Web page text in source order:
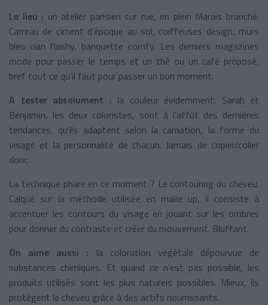
Le lieu : un atelier parisien sur rue, en plein Marais branché.
Carreau de ciment d’époque au sol, coiffeuses design, murs
bleu cian flashy, banquette comfy. Les derniers magazines
mode pour passer le temps et un thé ou un café proposé,
bref tout ce qu’il faut pour passer un bon moment.
A tester absolument : la couleur évidemment. Sarah et
Benjamin, les deux coloristes, sont à l’affût des dernières
tendances, qu’ils adaptent selon la carnation, la forme du
visage et la personnalité de chacun. Jamais de copier/coller
donc.
La technique phare en ce moment ? Le contouring du cheveu.
Calqué sur la méthode utilisée en make up, il consiste à
accentuer les contours du visage en jouant sur les ombres
pour donner du contraste et créer du mouvement. Bluffant.
On aime aussi : la coloration végétale dépourvue de
substances chimiques. Et quand ce n’est pas possible, les
produits utilisés sont les plus naturels possibles. Mieux, ils
protègent le cheveu grâce à des actifs nourrissants.